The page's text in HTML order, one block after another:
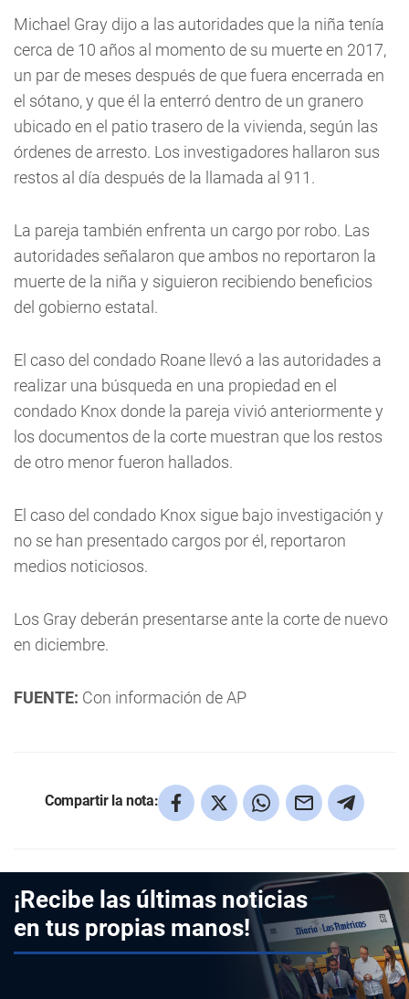
Michael Gray dijo a las autoridades que la niña tenía
cerca de 10 años al momento de su muerte en 2017,
un par de meses después de que fuera encerrada en
el sótano, y que él la enterró dentro de un granero
ubicado en el patio trasero de la vivienda, según las
órdenes de arresto. Los investigadores hallaron sus
restos al día después de la llamada al 911.
La pareja también enfrenta un cargo por robo. Las
autoridades señalaron que ambos no reportaron la
muerte de la niña y siguieron recibiendo beneficios
del gobierno estatal.
El caso del condado Roane llevó a las autoridades a
realizar una búsqueda en una propiedad en el
condado Knox donde la pareja vivió anteriormente y
los documentos de la corte muestran que los restos
de otro menor fueron hallados.
El caso del condado Knox sigue bajo investigación y
no se han presentado cargos por él, reportaron
medios noticiosos.
Los Gray deberán presentarse ante la corte de nuevo
en diciembre.
FUENTE: Con información de AP
Compartir la nota:
¡Recibe las últimas noticias
en tus propias manos!